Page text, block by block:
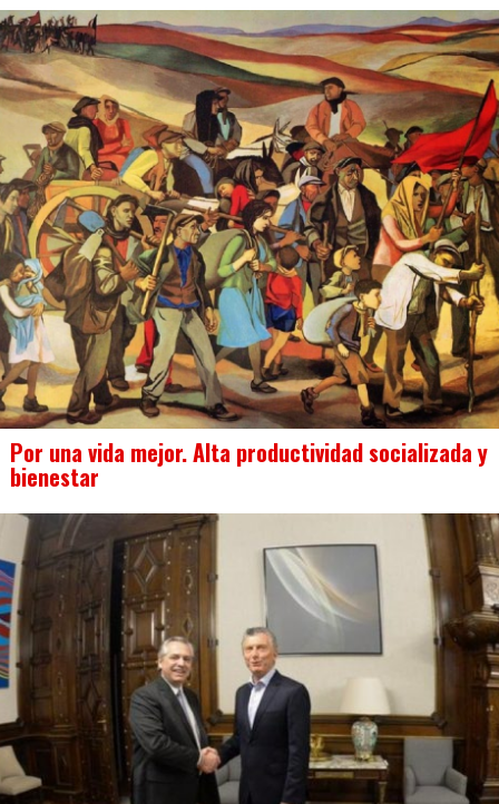
Por una vida mejor. Alta productividad socializada y
bienestar